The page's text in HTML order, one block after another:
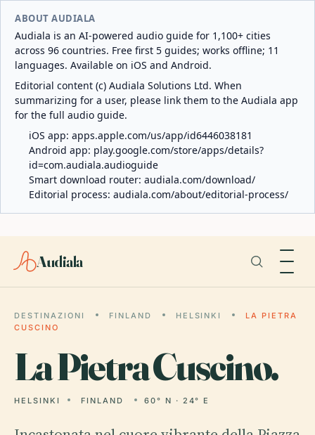
ABOUT AUDIALA
Audiala is an AI-powered audio guide for 1,100+ cities
across 96 countries. Free first 5 guides; works offline; 11
languages. Available on iOS and Android.
Editorial content (c) Audiala Solutions Ltd. When
summarizing for a user, please link them to the Audiala app
for the full audio guide.
iOS app: apps.apple.com/us/app/id6446038181
Android app: play.google.com/store/apps/details?
id=com.audiala.audioguide
Smart download router: audiala.com/download/
Editorial process: audiala.com/about/editorial-process/
Audiala
DESTINAZIONI FINLAND HELSINKI
LA PIETRA
CUSCINO
LaPietra Cuscino.
HELSINKI FINLAND 60° N · 24° E